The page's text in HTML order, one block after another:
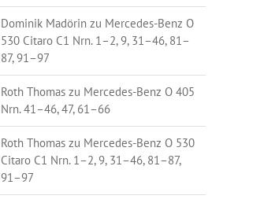
Dominik Madörin zu Mercedes-Benz O
530 Citaro C1 Nrn. 1–2, 9, 31–46, 81–
87, 91–97
Roth Thomas zu Mercedes-Benz O 405
Nrn. 41–46, 47, 61–66
Roth Thomas zu Mercedes-Benz O 530
Citaro C1 Nrn. 1–2, 9, 31–46, 81–87,
91–97